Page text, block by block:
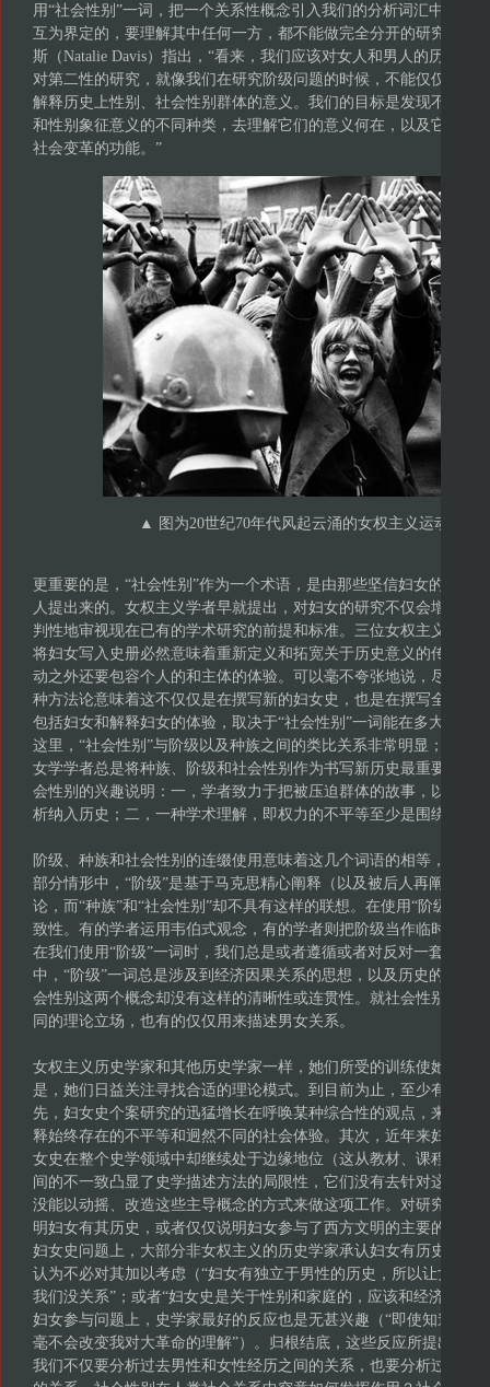
用“社会性别”一词，把一个关系性概念引入我们的分析词汇中。根
互为界定的，要理解其中任何一方，都不能做完全分开的研究。因
斯（Natalie Davis）指出，“看来，我们应该对女人和男人的历史都
对第二性的研究，就像我们在研究阶级问题的时候，不能仅仅聚焦
解释历史上性别、社会性别群体的意义。我们的目标是发现不同社
和性别象征意义的不同种类，去理解它们的意义何在，以及它们如
社会变革的功能。”
▲ 图为20世纪70年代风起云涌的女权主义运动[图
更重要的是，“社会性别”作为一个术语，是由那些坚信妇女的学术
人提出来的。女权主义学者早就提出，对妇女的研究不仅会增加新
判性地审视现在已有的学术研究的前提和标准。三位女权主义历史
将妇女写入史册必然意味着重新定义和拓宽关于历史意义的传统观
动之外还要包容个人的和主体的体验。可以毫不夸张地说，尽管在
种方法论意味着这不仅仅是在撰写新的妇女史，也是在撰写全新的
包括妇女和解释妇女的体验，取决于“社会性别”一词能在多大程度
这里，“社会性别”与阶级以及种族之间的类比关系非常明显；实际
女学学者总是将种族、阶级和社会性别作为书写新历史最重要的三
会性别的兴趣说明：一，学者致力于把被压迫群体的故事，以及对
析纳入历史；二，一种学术理解，即权力的不平等至少是围绕这三
阶级、种族和社会性别的连缀使用意味着这几个词语的相等，但实
部分情形中，“阶级”是基于马克思精心阐释（以及被后人再阐释）
论，而“种族”和“社会性别”却不具有这样的联想。在使用“阶级”这
致性。有的学者运用韦伯式观念，有的学者则把阶级当作临时的启
在我们使用“阶级”一词时，我们总是或者遵循或者对反对一套定义
中，“阶级”一词总是涉及到经济因果关系的思想，以及历史的辨证
会性别这两个概念却没有这样的清晰性或连贯性。就社会性别而言
同的理论立场，也有的仅仅用来描述男女关系。
女权主义历史学家和其他历史学家一样，她们所受的训练使她们精
是，她们日益关注寻找合适的理论模式。到目前为止，至少有两个
先，妇女史个案研究的迅猛增长在呼唤某种综合性的观点，来解释
释始终存在的不平等和迥然不同的社会体验。其次，近年来妇女史
女史在整个史学领域中却继续处于边缘地位（这从教材、课程大纲
间的不一致凸显了史学描述方法的局限性，它们没有去针对这一学
没能以动摇、改造这些主导概念的方式来做这项工作。对研究妇女
明妇女有其历史，或者仅仅说明妇女参与了西方文明的主要的政治
妇女史问题上，大部分非女权主义的历史学家承认妇女有历史，他
认为不必对其加以考虑（“妇女有独立于男性的历史，所以让女权
我们没关系”；或者“妇女史是关于性别和家庭的，应该和经济史、
妇女参与问题上，史学家最好的反应也是无甚兴趣（“即使知道妇
毫不会改变我对大革命的理解”）。归根结底，这些反应所提出的
我们不仅要分析过去男性和女性经历之间的关系，也要分析过去的